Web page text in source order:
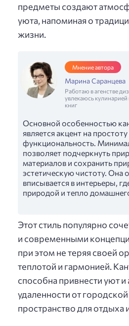
предметы создают
уюта, напоминая о
жизни.
Мнение автора
Марина Саранцева
Работаю в агенстве
увлекаюсь
книг
Основной особенностью
является акцент на
функциональность.
позволяет подчеркнуть
материалов и сохранить
эстетическую чистоту. Она
вписывается в интерьеры,
природой и тепло
Этот стиль популярно
и современными
при этом не теряя своей
теплотой и гармонией.
способна привнести уют
удаленности от
пространство для отдыха